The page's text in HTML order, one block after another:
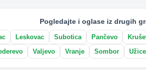
Pogledajte i oglase iz drugih
Leskovac Subotica Pančevo
Valjevo Vranje Sombor Užice